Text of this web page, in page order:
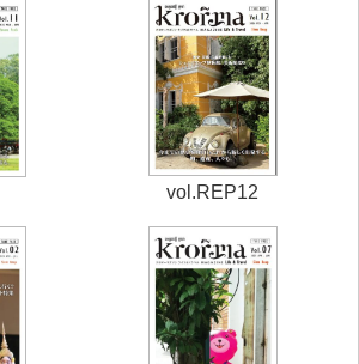
vol.REP12